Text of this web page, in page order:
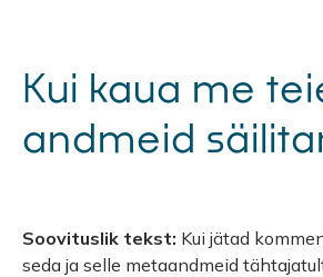
Kui kaua me
andmeid
Soovituslik tekst: Kui jätad
seda ja selle metaandmeid